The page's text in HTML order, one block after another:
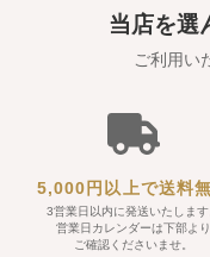
当店を選
ご利用い
5,000円以上で送料
3営業日以内に発送いたします
営業日カレンダーは下部より
ご確認くださいませ。